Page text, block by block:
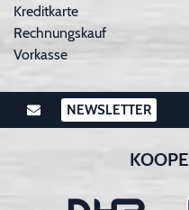
Kreditkarte
Rechnungskauf
Vorkasse
NEWSLETTER